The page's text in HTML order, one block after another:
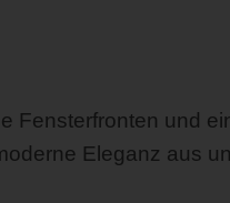
Fensterfronten und
Eleganz aus